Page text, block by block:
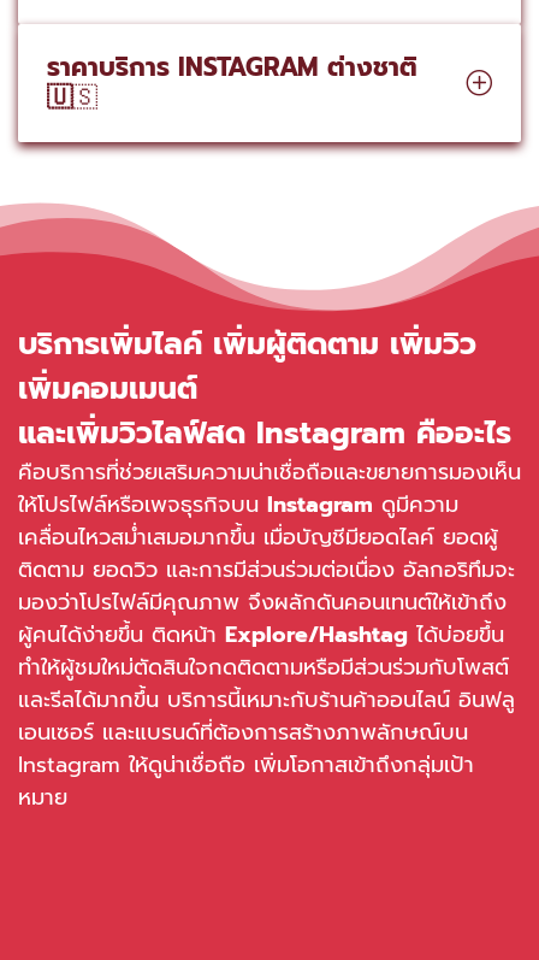
ราคาบริการ INSTAGRAM ต่างชาติ
🇺🇸
บริการเพิ่มไลค์ เพิ่มผู้ติดตาม เพิ่มวิว
เพิ่มคอมเมนต์
และเพิ่มวิวไลฟ์สด Instagram คืออะไร
คือบริการที่ช่วยเสริมความน่าเชื่อถือและขยายการมองเห็น
ให้โปรไฟล์หรือเพจธุรกิจบน Instagram ดูมีความ
เคลื่อนไหวสม่ำเสมอมากขึ้น เมื่อบัญชีมียอดไลค์ ยอดผู้
ติดตาม ยอดวิว และการมีส่วนร่วมต่อเนื่อง อัลกอริทึมจะ
มองว่าโปรไฟล์มีคุณภาพ จึงผลักดันคอนเทนต์ให้เข้าถึง
ผู้คนได้ง่ายขึ้น ติดหน้า Explore/Hashtag ได้บ่อยขึ้น
ทำให้ผู้ชมใหม่ตัดสินใจกดติดตามหรือมีส่วนร่วมกับโพสต์
และรีลได้มากขึ้น บริการนี้เหมาะกับร้านค้าออนไลน์ อินฟลู
เอนเซอร์ และแบรนด์ที่ต้องการสร้างภาพลักษณ์บน
Instagram ให้ดูน่าเชื่อถือ เพิ่มโอกาสเข้าถึงกลุ่มเป้า
หมาย